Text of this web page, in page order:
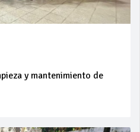
y mantenimiento de